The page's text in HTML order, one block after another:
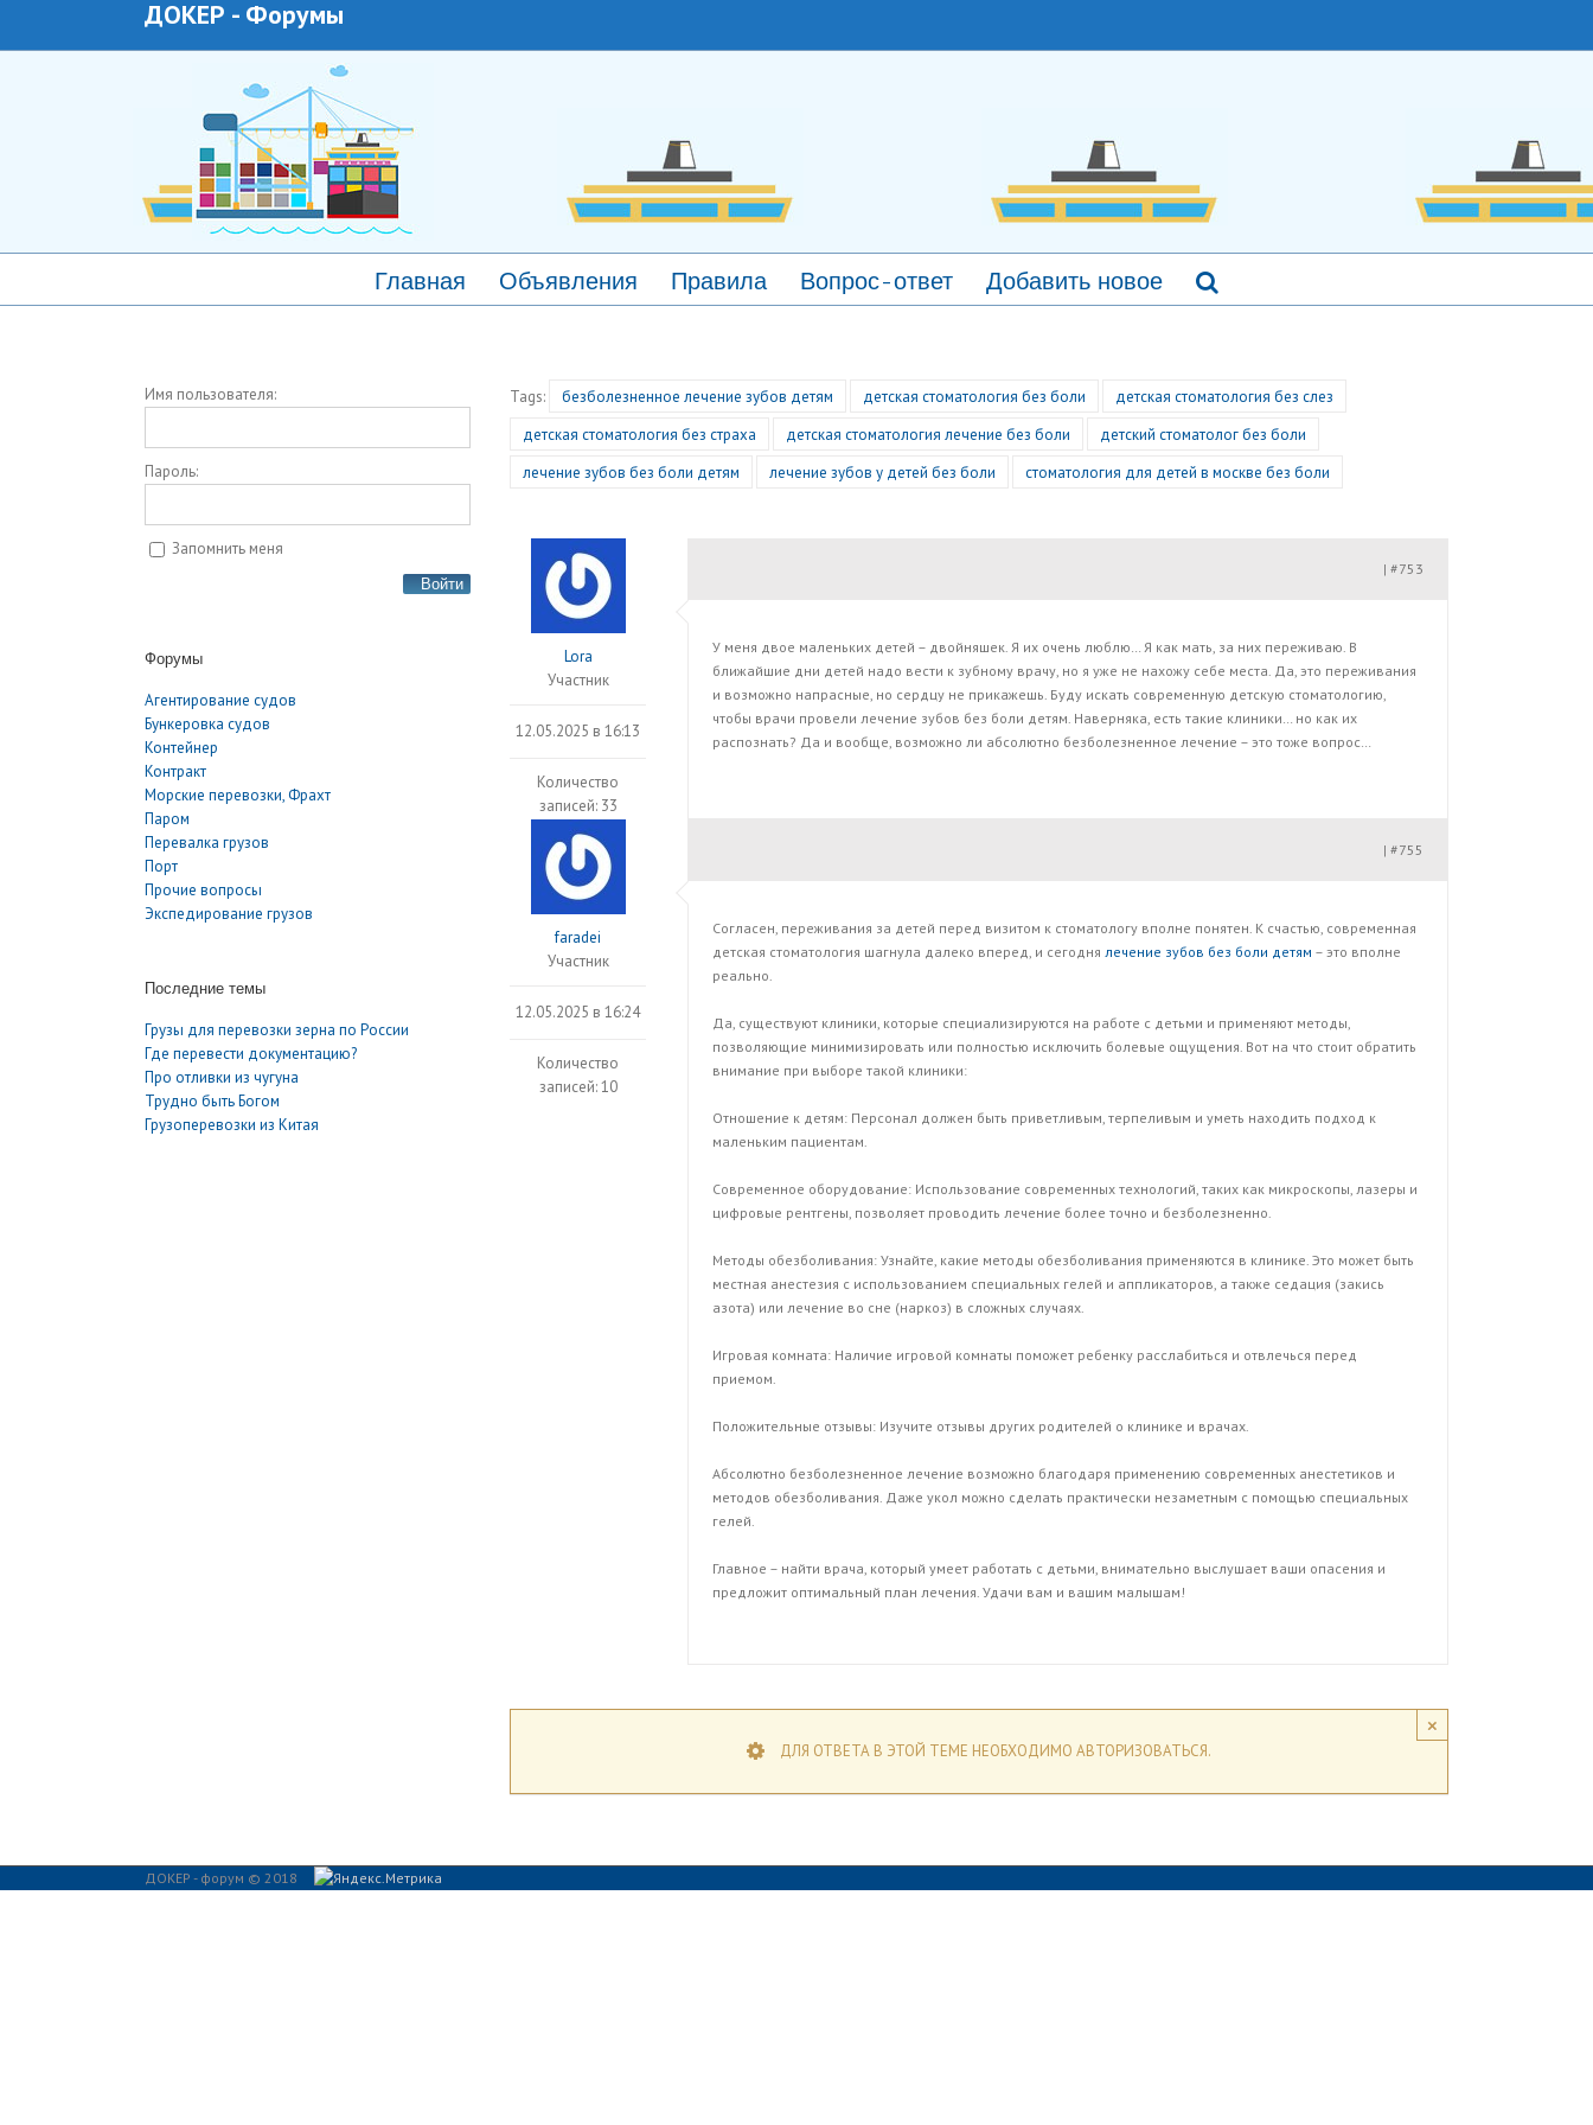
ДОКЕР - Форумы
Главная Объявления Правила Вопрос-ответ Добавить новое
Tags: безболезненное лечение зубов детям детская стоматология без боли
детская стоматология без слез
детская стоматология без страха
детская стоматология лечение без боли
детский стоматолог без боли
лечение зубов без боли детям
лечение зубов у детей без боли стоматология для детей в москве без боли
Lora
Участник
12.05.2025 в 16:13
Количество
записей: 33
#753
|
У меня двое маленьких детей – двойняшек. Я их очень люблю… Я как мать, за них переживаю. В
ближайшие дни детей надо вести к зубному врачу, но я уже не нахожу себе места. Да, это переживания
и возможно напрасные, но сердцу не прикажешь. Буду искать современную детскую стоматологию,
чтобы врачи провели лечение зубов без боли детям. Наверняка, есть такие клиники… но как их
распознать? Да и вообще, возможно ли абсолютно безболезненное лечение – это тоже вопрос…
faradei
Участник
12.05.2025 в 16:24
Количество
записей: 10
#755
|
Согласен, переживания за детей перед визитом к стоматологу вполне понятен. К счастью, современная
детская стоматология шагнула далеко вперед, и сегодня лечение зубов без боли детям – это вполне
реально.
Да, существуют клиники, которые специализируются на работе с детьми и применяют методы,
позволяющие минимизировать или полностью исключить болевые ощущения. Вот на что стоит обратить
внимание при выборе такой клиники:
Отношение к детям: Персонал должен быть приветливым, терпеливым и уметь находить подход к
маленьким пациентам.
Современное оборудование: Использование современных технологий, таких как микроскопы, лазеры и
цифровые рентгены, позволяет проводить лечение более точно и безболезненно.
Методы обезболивания: Узнайте, какие методы обезболивания применяются в клинике. Это может быть
местная анестезия с использованием специальных гелей и аппликаторов, а также седация (закись
азота) или лечение во сне (наркоз) в сложных случаях.
Игровая комната: Наличие игровой комнаты поможет ребенку расслабиться и отвлечься перед
приемом.
Положительные отзывы: Изучите отзывы других родителей о клинике и врачах.
Абсолютно безболезненное лечение возможно благодаря применению современных анестетиков и
методов обезболивания. Даже укол можно сделать практически незаметным с помощью специальных
гелей.
Главное – найти врача, который умеет работать с детьми, внимательно выслушает ваши опасения и
предложит оптимальный план лечения. Удачи вам и вашим малышам!
×
ДЛЯ ОТВЕТА В ЭТОЙ ТЕМЕ НЕОБХОДИМО АВТОРИЗОВАТЬСЯ.
Имя пользователя:
Пароль:
Запомнить меня
Войти
Форумы
Агентирование судов
Бункеровка судов
Контейнер
Контракт
Морские перевозки, Фрахт
Паром
Перевалка грузов
Порт
Прочие вопросы
Экспедирование грузов
Последние темы
Грузы для перевозки зерна по России
Где перевести документацию?
Про отливки из чугуна
Трудно быть Богом
Грузоперевозки из Китая
ДОКЕР - форум © 2018